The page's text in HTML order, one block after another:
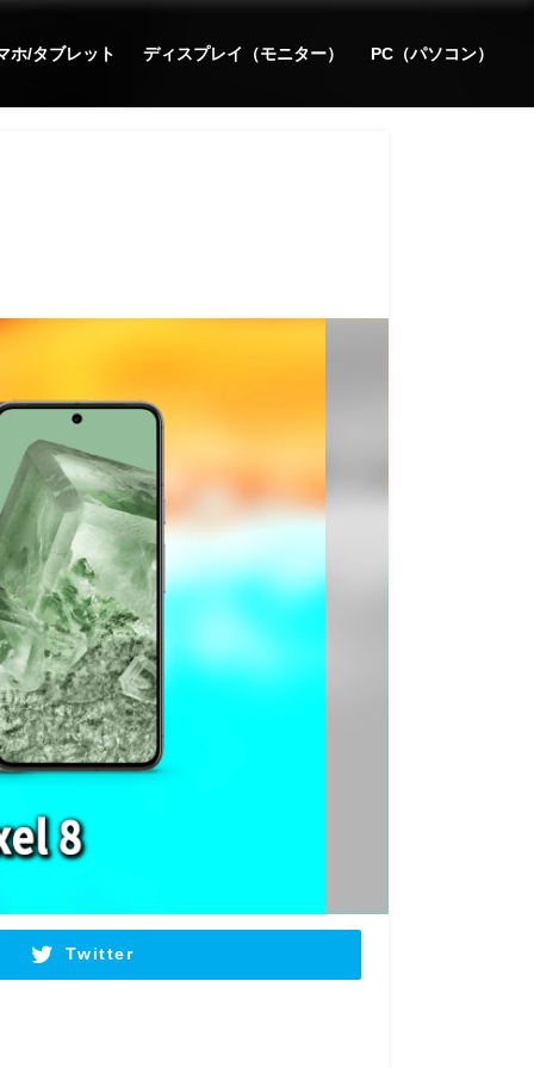
ホ/タブレット ディスプレイ（モニター） PC（パソコン）
Twitter